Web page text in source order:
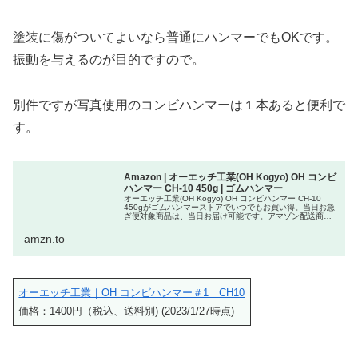
塗装に傷がついてよいなら普通にハンマーでもOKです。
振動を与えるのが目的ですので。
別件ですが写真使用のコンビハンマーは１本あると便利で
す。
Amazon | オーエッチ工業(OH Kogyo) OH コンビ
ハンマー CH-10 450g | ゴムハンマー
オーエッチ工業(OH Kogyo) OH コンビハンマー CH-10
450gがゴムハンマーストアでいつでもお買い得。当日お急
ぎ便対象商品は、当日お届け可能です。アマゾン配送商品
amzn.to
オーエッチ工業｜OH コンビハンマー＃1 CH10
価格：1400円（税込、送料別) (2023/1/27時点)